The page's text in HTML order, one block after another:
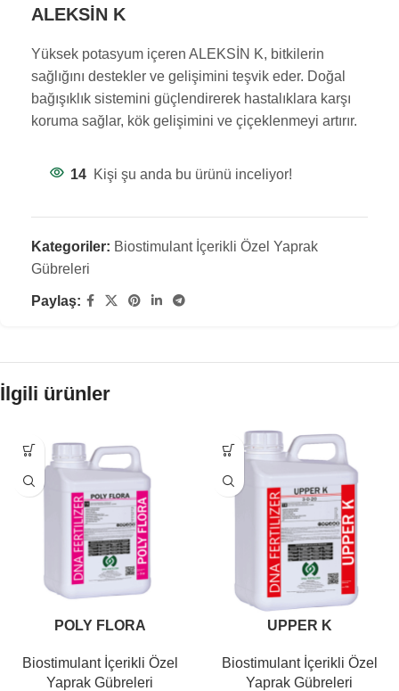
ALEKSİN K
Yüksek potasyum içeren ALEKSİN K, bitkilerin
sağlığını destekler ve gelişimini teşvik eder. Doğal
bağışıklık sistemini güçlendirerek hastalıklara karşı
koruma sağlar, kök gelişimini ve çiçeklenmeyi artırır.
14 Kişi şu anda bu ürünü inceliyor!
Kategoriler: Biostimulant İçerikli Özel Yaprak
Gübreleri
Paylaş:
İlgili ürünler
POLY FLORA
Biostimulant İçerikli Özel
Yaprak Gübreleri
UPPER K
Biostimulant İçerikli Özel
Yaprak Gübreleri